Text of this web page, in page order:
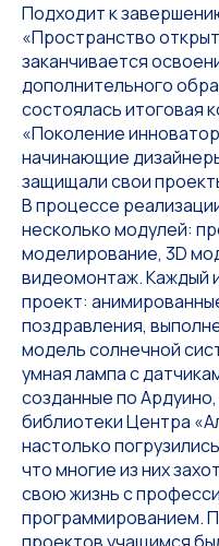
Подходит к
«Пространство
заканчивается
дополнительного
состоялась итоговая
«Поколение
начинающие
защищали свои
В процессе
несколько модулей:
моделирование, 3D
видеомонтаж. Каждый
проект:
поздравления,
модель солнечной
умная лампа с
созданные по
библиотеки Центра
настолько
что многие из них
свою жизнь с
программированием.